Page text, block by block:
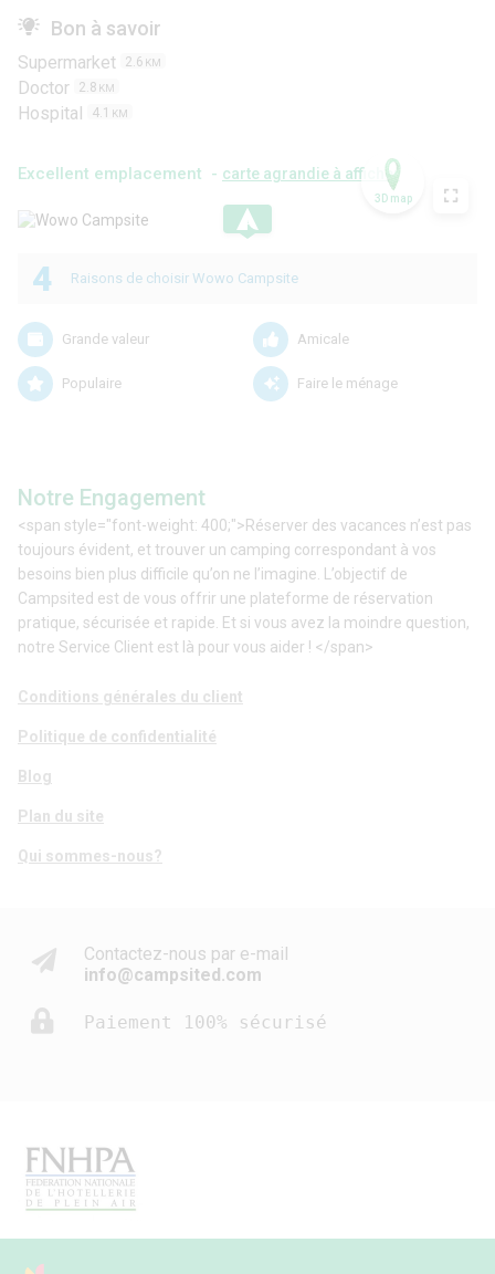
Bon à savoir
Supermarket 2.6 KM
Doctor 2.8 KM
Hospital 4.1 KM
Excellent emplacement - carte agrandie à afficher
.
3D map
4 Raisons de choisir Wowo Campsite
Grande valeur Amicale
Populaire Faire le ménage
Notre Engagement
<span style="font-weight: 400;">Réserver des vacances n’est pas
toujours évident, et trouver un camping correspondant à vos
besoins bien plus difficile qu’on ne l’imagine. L’objectif de
Campsited est de vous offrir une plateforme de réservation
pratique, sécurisée et rapide. Et si vous avez la moindre question,
notre Service Client est là pour vous aider ! </span>
Conditions générales du client
Politique de confidentialité
Blog
Plan du site
Qui sommes-nous?
Contactez-nous par e-mail
info@campsited.com
Paiement 100% sécurisé